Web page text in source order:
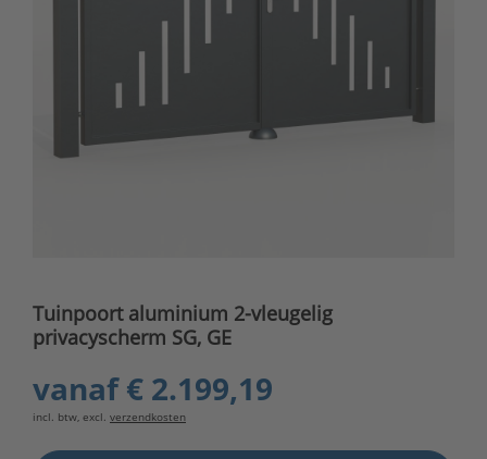
Tuinpoort aluminium 2-vleugelig
privacyscherm SG, GE
vanaf€ 2.199,19
incl. btw, excl. verzendkosten